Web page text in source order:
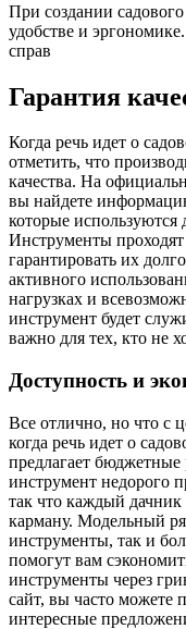
При создании
удобстве и
справ
Гарантия
Когда речь идет о
отметить, что
качества. На
вы найдете
которые используются
Инструменты проходят
гарантировать их
активного
нагрузках и
инструмент будет
важно для тех, кто не
Доступность и
Все отлично, но что с
когда речь идет о
предлагает бюджетные
инструмент недорого
так что каждый
карману. Модельный
инструменты, так и
помогут вам
инструменты через
сайт, вы часто можете
интересные